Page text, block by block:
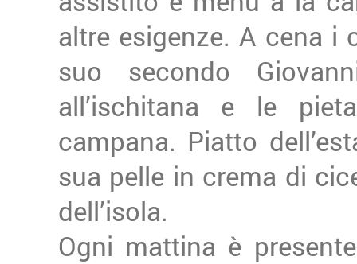
altre esigenze. A cena i
suo secondo
all’ischitana e le
campana. Piatto
sua pelle in crema di
dell’isola.
Ogni mattina è